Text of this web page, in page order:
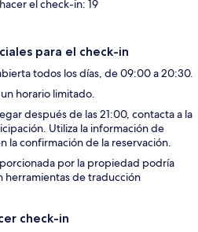
el check-in: 19
para el check-in
todos los días, de 09:00 a 20:30.
horario limitado.
después de las 21:00, contacta a la
Utiliza la información de
la confirmación de la reservación.
por la propiedad podría
herramientas de traducción
check-in